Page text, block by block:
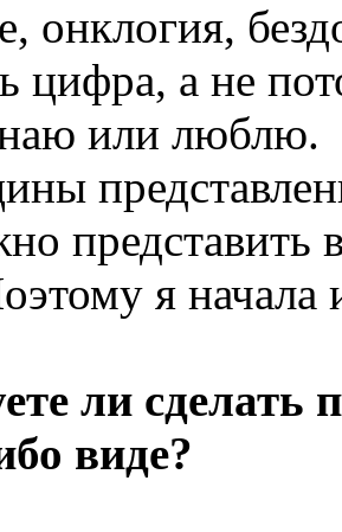
онклогия,
цифра, а не
или люблю.
я
ли сделать
виде?